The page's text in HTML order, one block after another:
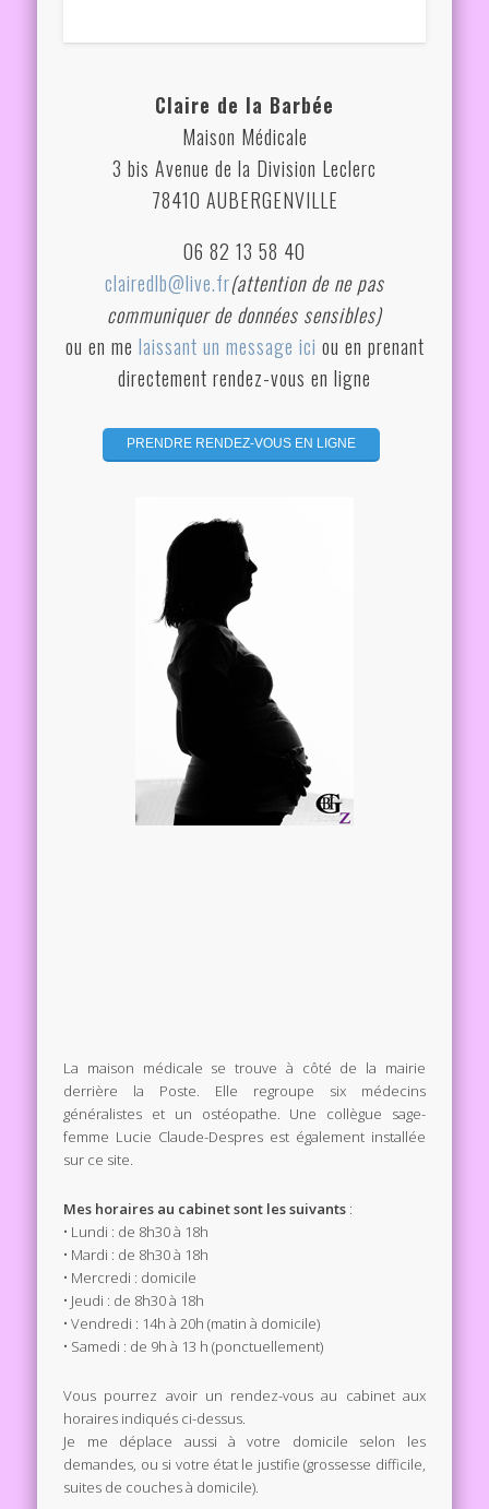
Claire de la Barbée
Maison Médicale
3 bis Avenue de la Division Leclerc
78410 AUBERGENVILLE
06 82 13 58 40
clairedlb@live.fr(attention de ne pas
communiquer de données sensibles)
ou en me laissant un message ici ou en prenant
directement rendez-vous en ligne
PRENDRE RENDEZ-VOUS EN LIGNE
La maison médicale se trouve à côté de la mairie
derrière la Poste. Elle regroupe six médecins
généralistes et un ostéopathe. Une collègue sage-
femme Lucie Claude-Despres est également installée
sur ce site.
Mes horaires au cabinet sont les suivants :
• Lundi : de 8h30 à 18h
• Mardi : de 8h30 à 18h
• Mercredi : domicile
• Jeudi : de 8h30 à 18h
• Vendredi : 14h à 20h (matin à domicile)
• Samedi : de 9h à 13 h (ponctuellement)
Vous pourrez avoir un rendez-vous au cabinet aux
horaires indiqués ci-dessus.
Je me déplace aussi à votre domicile selon les
demandes, ou si votre état le justifie (grossesse difficile,
suites de couches à domicile).